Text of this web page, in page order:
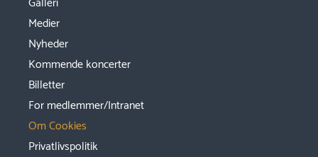
Medier
Nyheder
Kommende koncerter
Billetter
For medlemmer/Intranet
Om Cookies
Privatlivspolitik